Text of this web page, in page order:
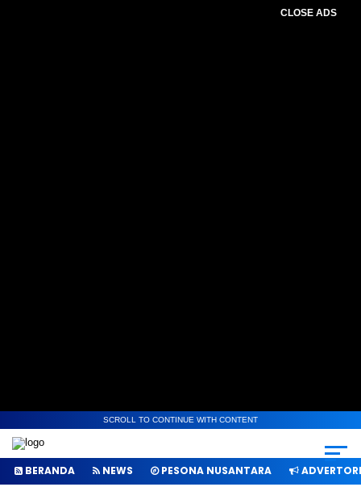
CLOSE ADS
SCROLL TO CONTINUE WITH CONTENT
BERANDA NEWS PESONA NUSANTARA